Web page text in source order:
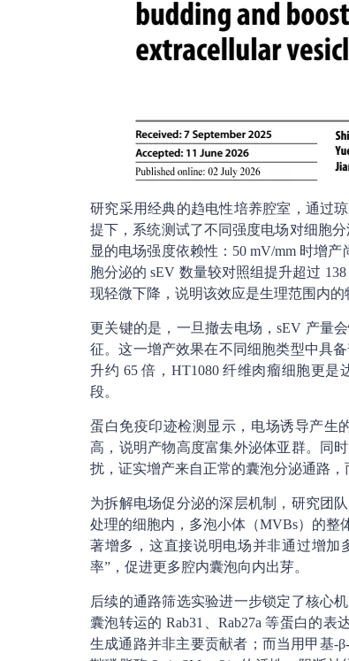
研究采用经典的趋电性培养腔室，通过
提下，系统测试了不同强度电场对细胞
显的电场强度依赖性：50 mV/mm 时增
胞分泌的 sEV 数量较对照组提升超过
现轻微下降，说明该效应是生理范围内的
更关键的是，一旦撤去电场，sEV 产量
征。这一增产效果在不同细胞类型中具
升约 65 倍，HT1080 纤维肉瘤细胞更
段。
蛋白免疫印迹检测显示，电场诱导产生
高，说明产物高度富集外泌体亚群。同
扰，证实增产来自正常的囊泡分泌通路，
为拆解电场促分泌的深层机制，研究团
处理的细胞内，多泡小体（MVBs）的整
著增多，这直接说明电场并非通过增加
率”，促进更多腔内囊泡向内出芽。
后续的通路筛选实验进一步锁定了核心
囊泡转运的 Rab31、Rab27a 等蛋白的
生成通路并非主要贡献者；而当用甲基-